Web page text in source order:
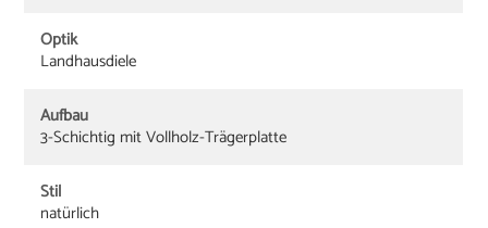
Optik
Landhausdiele
Aufbau
3-Schichtig mit Vollholz-Trägerplatte
Stil
natürlich